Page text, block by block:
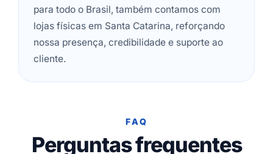
para todo o Brasil, também contamos com
lojas físicas em Santa Catarina, reforçando
nossa presença, credibilidade e suporte ao
cliente.
FAQ
Perguntas frequentes